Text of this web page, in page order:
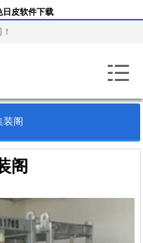
日皮软件下载
装阁
阁